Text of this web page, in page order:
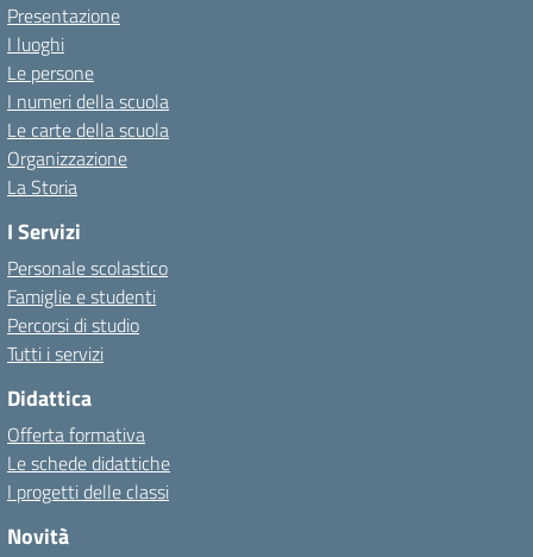
Presentazione
I luoghi
Le persone
I numeri della scuola
Le carte della scuola
Organizzazione
La Storia
I Servizi
Personale scolastico
Famiglie e studenti
Percorsi di studio
Tutti i servizi
Didattica
Offerta formativa
Le schede didattiche
I progetti delle classi
Novità